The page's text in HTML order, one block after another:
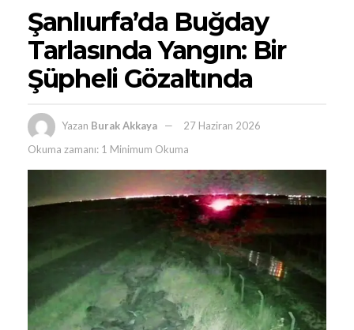
Şanlıurfa’da Buğday
Tarlasında Yangın: Bir
Şüpheli Gözaltında
Yazan Burak Akkaya
27 Haziran 2026
Okuma zamanı: 1 Minimum Okuma